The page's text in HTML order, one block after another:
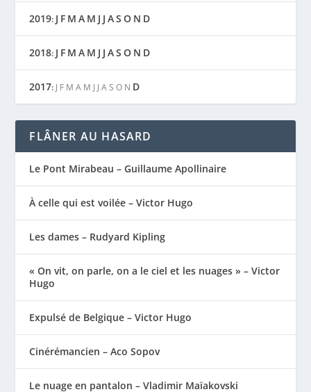
2019: J F M A M J J AS O N D
2018: J F M A M J J AS O N D
2017: J F M A M J J A S O N D
FLÂNER AU HASARD
Le Pont Mirabeau – Guillaume Apollinaire
À celle qui est voilée – Victor Hugo
Les dames – Rudyard Kipling
« On vit, on parle, on a le ciel et les nuages » – Victor
Hugo
Expulsé de Belgique – Victor Hugo
Cinérémancien – Aco Sopov
Le nuage en pantalon – Vladimir Maïakovski